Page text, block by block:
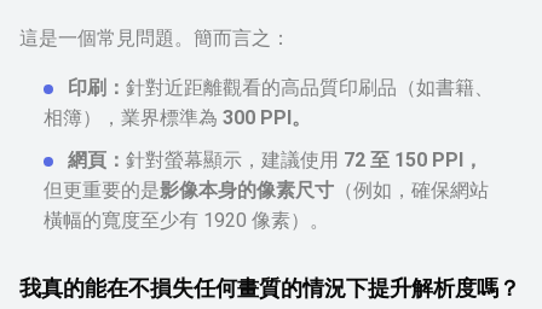
這是一個常見問題。簡而言之：
印刷： 針對近距離觀看的高品質印刷品（如書籍、
相簿），業界標準為 300 PPI。
網頁： 針對螢幕顯示，建議使用 72 至 150 PPI，
但更重要的是影像本身的像素尺寸 （例如，確保網站
橫幅的寬度至少有 1920 像素）。
我真的能在不損失任何畫質的情況下提升解析度嗎？